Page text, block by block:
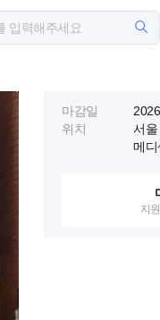
마감일
위치
서울
메디
지